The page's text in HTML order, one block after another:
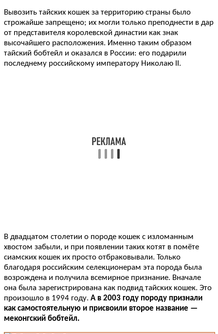
Вывозить тайских кошек за территорию страны было
строжайше запрещено; их могли только преподнести в дар
от представителя королевской династии как знак
высочайшего расположения. Именно таким образом
тайский бобтейл и оказался в России: его подарили
последнему российскому императору Николаю II.
В двадцатом столетии о породе кошек с изломанным
хвостом забыли, и при появлении таких котят в помёте
сиамских кошек их просто отбраковывали. Только
благодаря российским селекционерам эта порода была
возрождена и получила всемирное признание. Вначале
она была зарегистрирована как подвид тайских кошек. Это
произошло в 1994 году. А в 2003 году породу признали
как самостоятельную и присвоили второе название —
меконгский бобтейл.